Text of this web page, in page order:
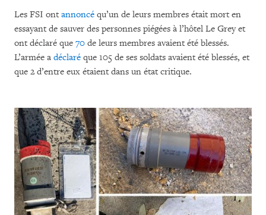
Les FSI ont annoncé qu’un de leurs membres était mort en
essayant de sauver des personnes piégées à l’hôtel Le Grey et
ont déclaré que 70 de leurs membres avaient été blessés.
L’armée a déclaré que 105 de ses soldats avaient été blessés, et
que 2 d’entre eux étaient dans un état critique.